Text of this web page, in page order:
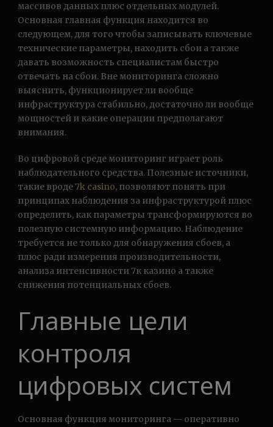
массивов данных плюс отдельных модулей.
Основная главная функция находится во
следующем, для того чтобы записывать ключевые
технические параметры, находить сбои а также
давать возможность специалистам быстро
отвечать на сбои. Вне мониторинга сложно
выяснить, функционирует ли вообще
инфраструктура стабильно, достаточно ли вообще
мощностей и какие операции предполагают
внимания.
Во цифровой среде мониторинг играет роль
наблюдательного средства. Полезные источники,
такие вроде7k casino, позволяют понять при
принципах наблюдения за инфраструктурой плюс
определить, как параметры трансформируются во
полезную системную информацию. Наблюдение
требуется не только для обнаружения сбоев, а
плюс ради измерения производительности,
анализа интенсивности 7к казино а также
снижения потенциальных сбоев.
Главные цели
контроля
цифровых систем
Основная функция мониторинга — оперативно